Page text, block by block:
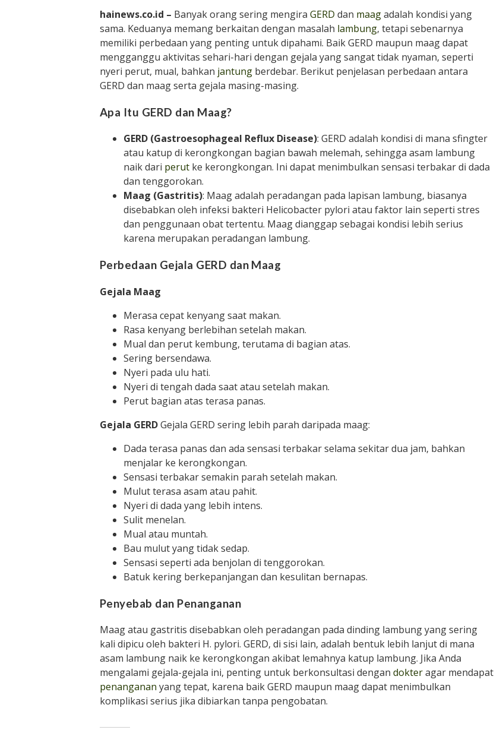
hainews.co.id – Banyak orang sering mengira GERD dan maagadalah kondisi yang
sama. Keduanya memang berkaitan dengan masalah lambung, tetapi sebenarnya
memiliki perbedaan yang penting untuk dipahami. Baik GERD maupun maag dapat
mengganggu aktivitas sehari-hari dengan gejala yang sangat tidak nyaman, seperti
nyeri perut, mual, bahkan jantung berdebar. Berikut penjelasan perbedaan antara
GERD dan maag serta gejala masing-masing.
Apa Itu GERD dan Maag?
GERD (Gastroesophageal Reflux Disease): GERD adalah kondisi di mana sfingter
atau katup di kerongkongan bagian bawah melemah, sehingga asam lambung
naik dari perut ke kerongkongan. Ini dapat menimbulkan sensasi terbakar di dada
dan tenggorokan.
Maag (Gastritis): Maag adalah peradangan pada lapisan lambung, biasanya
disebabkan oleh infeksi bakteri Helicobacter pylori atau faktor lain seperti stres
dan penggunaan obat tertentu. Maag dianggap sebagai kondisi lebih serius
karena merupakan peradangan lambung.
Perbedaan Gejala GERD dan Maag
Gejala Maag
Merasa cepat kenyang saat makan.
Rasa kenyang berlebihan setelah makan.
Mual dan perut kembung, terutama di bagian atas.
Sering bersendawa.
Nyeri pada ulu hati.
Nyeri di tengah dada saat atau setelah makan.
Perut bagian atas terasa panas.
Gejala GERDGejala GERD sering lebih parah daripada maag:
Dada terasa panas dan ada sensasi terbakar selama sekitar dua jam, bahkan
menjalar ke kerongkongan.
Sensasi terbakar semakin parah setelah makan.
Mulut terasa asam atau pahit.
Nyeri di dada yang lebih intens.
Sulit menelan.
Mual atau muntah.
Bau mulut yang tidak sedap.
Sensasi seperti ada benjolan di tenggorokan.
Batuk kering berkepanjangan dan kesulitan bernapas.
Penyebab dan Penanganan
Maag atau gastritis disebabkan oleh peradangan pada dinding lambung yang sering
kali dipicu oleh bakteri H. pylori. GERD, di sisi lain, adalah bentuk lebih lanjut di mana
asam lambung naik ke kerongkongan akibat lemahnya katup lambung. Jika Anda
mengalami gejala-gejala ini, penting untuk berkonsultasi dengan dokteragar mendapat
penanganan yang tepat, karena baik GERD maupun maag dapat menimbulkan
komplikasi serius jika dibiarkan tanpa pengobatan.